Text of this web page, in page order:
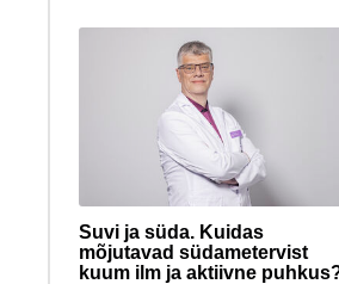
Suvi ja süda. Kuidas
mõjutavad südametervist
kuum ilm ja aktiivne